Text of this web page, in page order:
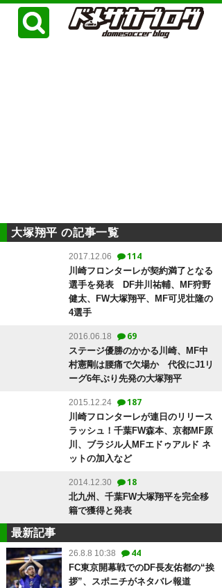
大塚翔平 の記事一覧
2017.12.06 114
川崎フロンターレが契約満了となる
選手を発表 DF井川祐輔、MF狩野
健太、FW大塚翔平、MF可児壮隆の
4選手
2016.06.18 69
ステージ優勝のかかる川崎、MF中
村憲剛は腰痛で欠場か 代役にJ1リ
ーグ6年ぶり先発の大塚翔平
2015.12.24 187
川崎フロンターレが連日のリリース
ラッシュ！千葉FW森本、京都MF原
川、ブラジル人MFエドゥアルド ネ
ットの加入など
2014.12.30 18
北九州、千葉FW大塚翔平を完全移
籍で獲得と発表
最新記事
26.8.8 10:38 44
FC東京開幕戦でのDF長友佑都の“挨
拶”、スポニチがネタバレ報道